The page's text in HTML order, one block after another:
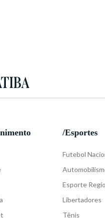
/Esportes
Futebol
Esporte
Libertadores
Tênis